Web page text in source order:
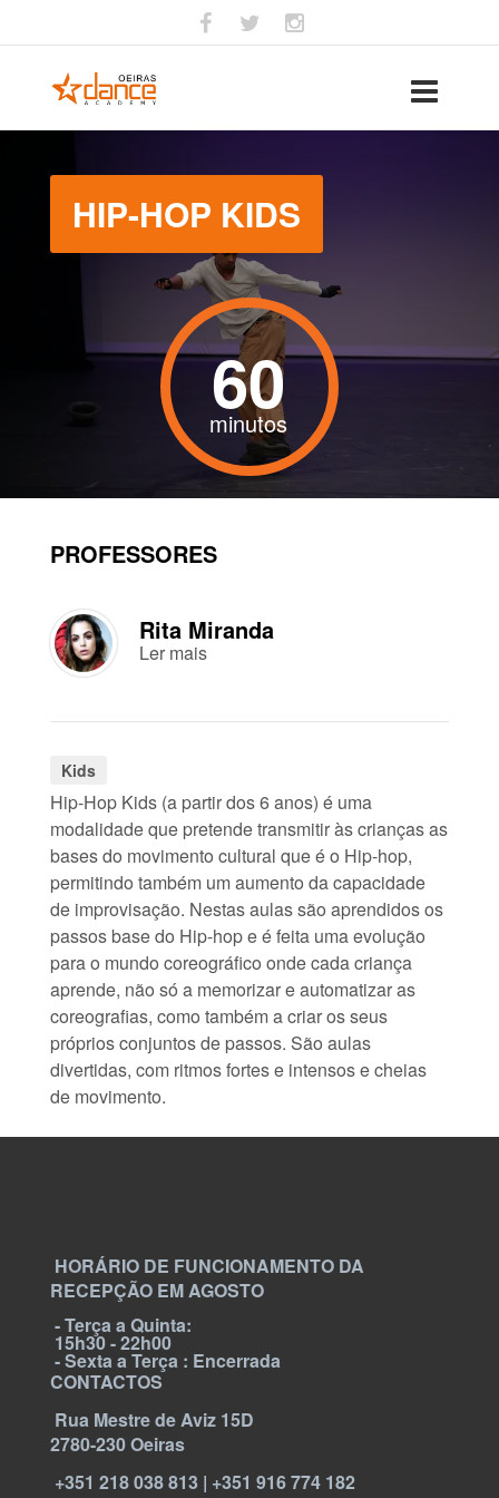
HIP-HOP KIDS
60
minutos
PROFESSORES
Rita Miranda
Ler mais
Kids
Hip-Hop Kids (a partir dos 6 anos) é uma
modalidade que pretende transmitir às crianças as
bases do movimento cultural que é o Hip-hop,
permitindo também um aumento da capacidade
de improvisação. Nestas aulas são aprendidos os
passos base do Hip-hop e é feita uma evolução
para o mundo coreográfico onde cada criança
aprende, não só a memorizar e automatizar as
coreografias, como também a criar os seus
próprios conjuntos de passos. São aulas
divertidas, com ritmos fortes e intensos e cheias
de movimento.
HORÁRIO DE FUNCIONAMENTO DA
RECEPÇÃO EM AGOSTO
- Terça a Quinta:
15h30 - 22h00
- Sexta a Terça : Encerrada
CONTACTOS
Rua Mestre de Aviz 15D
2780-230 Oeiras
+351 218 038 813 | +351 916 774 182